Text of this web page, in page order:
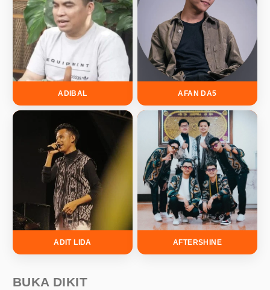
ADIBAL AFAN DA5
ADIT LIDA AFTERSHINE
BUKA DIKIT